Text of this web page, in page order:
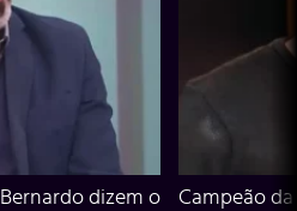
dizem o
Campeão